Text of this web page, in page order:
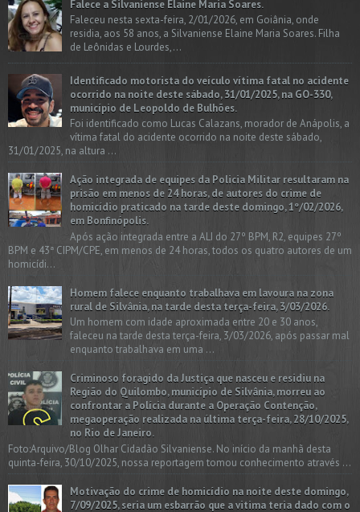
Falece a Silvaniense Elaine Maria Soares.
Faleceu nesta sexta-feira, 2/01/2026, em Goiânia, onde
residia, aos 58 anos, a Silvaniense Elaine Maria Soares. Filha
de Leônidas e Lourdes,...
Identificado motorista do veículo vítima fatal no acidente
ocorrido na noite deste sábado, 31/01/2025, na GO-330,
município de Leopoldo de Bulhões.
Foi identificado como Lucas Calazans, morador de Anápolis, a
vítima fatal do acidente ocorrido na noite deste sábado,
31/01/2025, na altura ...
Ação integrada de equipes da Policia Militar resultaram na
prisão em menos de 24 horas, de autores do crime de
homicídio praticado na tarde deste domingo, 1º/02/2026,
em Bonfinópolis.
Após ação integrada entre a ALI do 27º BPM, R2, equipes 27º
BPM e 43ª CIPM/CPE, em menos de 24 horas, todos os quatro autores de um
homicídi...
Homem falece enquanto trabalhava em lavoura na zona
rural de Silvânia, na tarde desta terça-feira, 3/03/2026.
Um homem com idade aproximada entre 20 e 30 anos,
faleceu na tarde desta terça-feira, 3/03/2026, após passar mal
enquanto trabalhava em uma ...
Criminoso foragido da Justiça que nasceu e residiu na
Região do Quilombo, município de Silvânia, morreu ao
confrontar a Polícia durante a Operação Contenção,
megaoperação realizada na última terça-feira, 28/10/2025,
no Rio de Janeiro.
Foto:Arquivo/Blog Olhar Cidadão Silvaniense. No início da manhã desta
quinta-feira, 30/10/2025, nossa reportagem tomou conhecimento através ...
Motivação do crime de homicídio na noite deste domingo,
7/09/2025, seria um esbarrão que a vitima teria dado com o